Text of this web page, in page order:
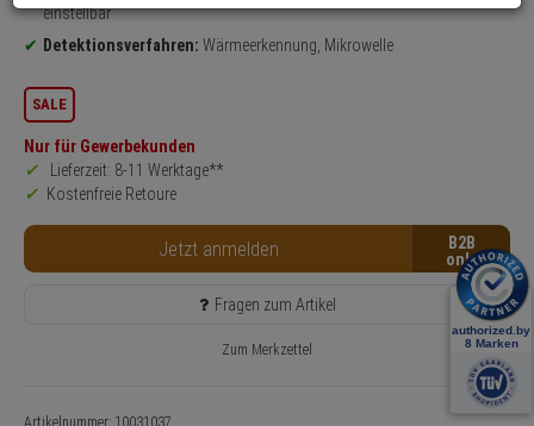
einstellbar
Detektionsverfahren: Wärmeerkennung, Mikrowelle
SALE
Nur für Gewerbekunden
Lieferzeit: 8-11 Werktage**
Kostenfreie Retoure
Jetzt anmelden B2B
Fragen zum Artikel
Zum Merkzettel
Artikelnummer: 10031037